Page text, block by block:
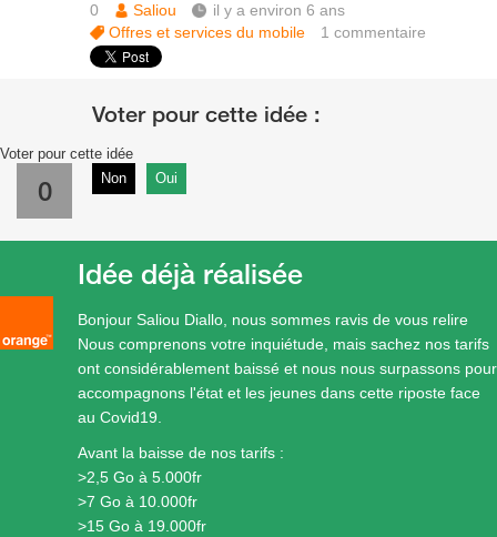
0
Saliou
il y a environ 6 ans
Offres et services du mobile
1commentaire
Voter pour cette idée
0 Non Oui
Bonjour Saliou Diallo, nous sommes ravis de vous relire
Nous comprenons votre inquiétude, mais sachez nos tarifs
ont considérablement baissé et nous nous surpassons pour
accompagnons l'état et les jeunes dans cette riposte face
au Covid19.
Avant la baisse de nos tarifs :
>2,5 Go à 5.000fr
>7 Go à 10.000fr
>15 Go à 19.000fr
Idée déjà réalisée